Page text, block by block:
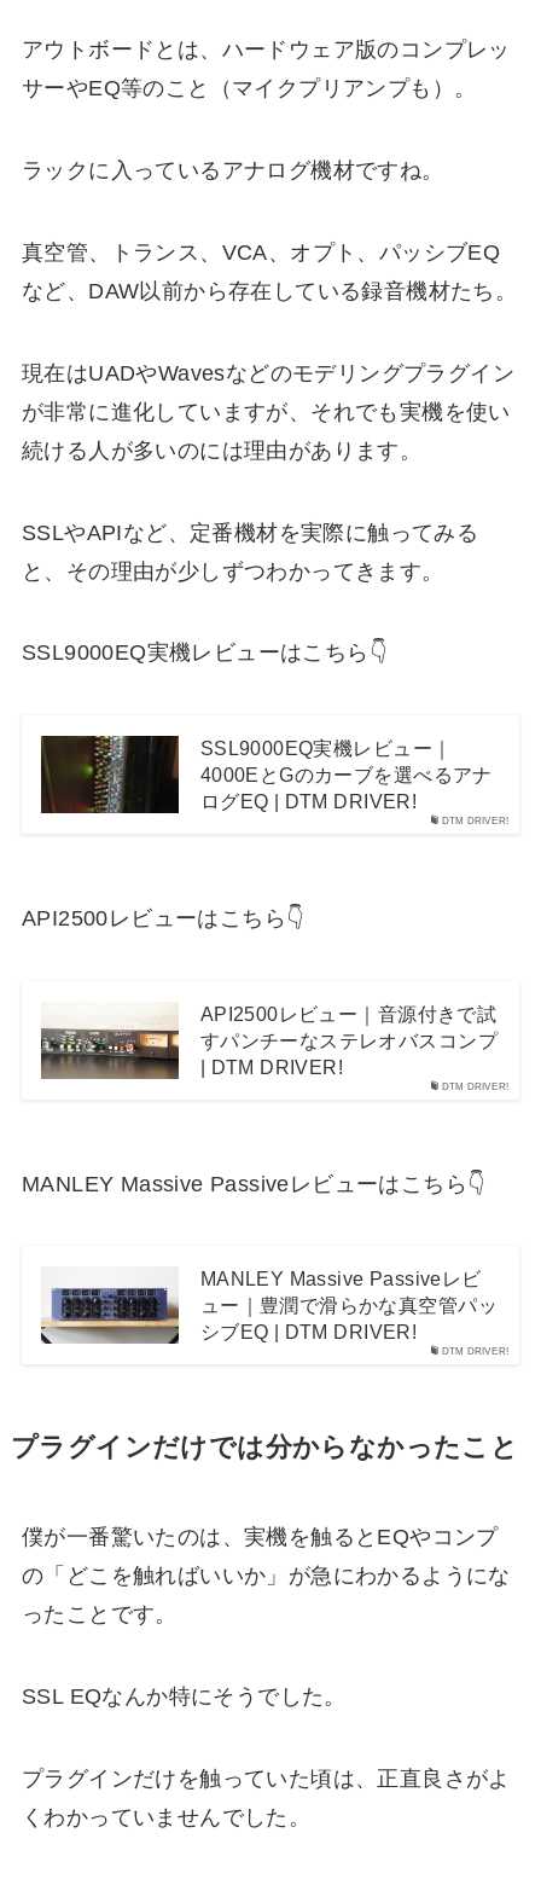
アウトボードとは、ハードウェア版のコンプレッ
サーやEQ等のこと（マイクプリアンプも）。
ラックに入っているアナログ機材ですね。
真空管、トランス、VCA、オプト、パッシブEQ
など、DAW以前から存在している録音機材たち。
現在はUADやWavesなどのモデリングプラグイン
が非常に進化していますが、それでも実機を使い
続ける人が多いのには理由があります。
SSLやAPIなど、定番機材を実際に触ってみる
と、その理由が少しずつわかってきます。
SSL9000EQ実機レビューはこちら👇
DTM DRIVER!
SSL9000EQ実機レビュー｜
4000EとGのカーブを選べるアナ
ログEQ | DTM DRIVER!
API2500レビューはこちら👇
DTM DRIVER!
API2500レビュー｜音源付きで試
すパンチーなステレオバスコンプ
| DTM DRIVER!
MANLEY Massive Passiveレビューはこちら👇
DTM DRIVER!
MANLEY Massive Passiveレビ
ュー｜豊潤で滑らかな真空管パッ
シブEQ | DTM DRIVER!
プラグインだけでは分からなかったこと
僕が一番驚いたのは、実機を触るとEQやコンプ
の「どこを触ればいいか」が急にわかるようにな
ったことです。
SSL EQなんか特にそうでした。
プラグインだけを触っていた頃は、正直良さがよ
くわかっていませんでした。